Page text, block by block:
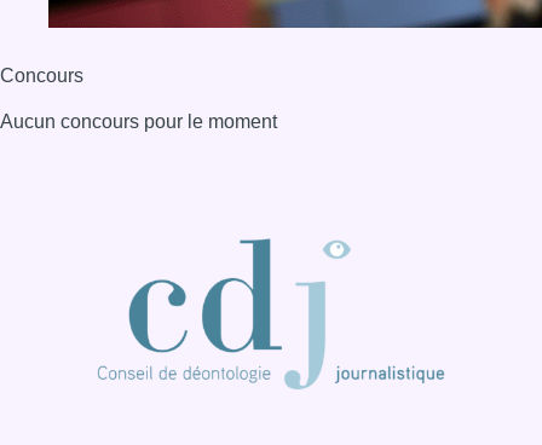
Concours
Aucun concours pour le moment